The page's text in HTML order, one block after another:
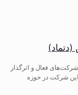
فعال و اثرگذار
شرکت در حوزه